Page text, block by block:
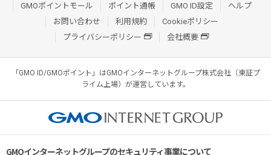
GMOポイントモール
ポイント通帳 GMO ID設定
ヘルプ
お問い合わせ
利用規約
Cookieポリシー
プライバシーポリシー
会社概要
「GMO ID/GMOポイント」はGMOインターネットグループ株式会社（東証プ
ライム上場）が運営しています。
GMOインターネットグループのセキュリティ事業について